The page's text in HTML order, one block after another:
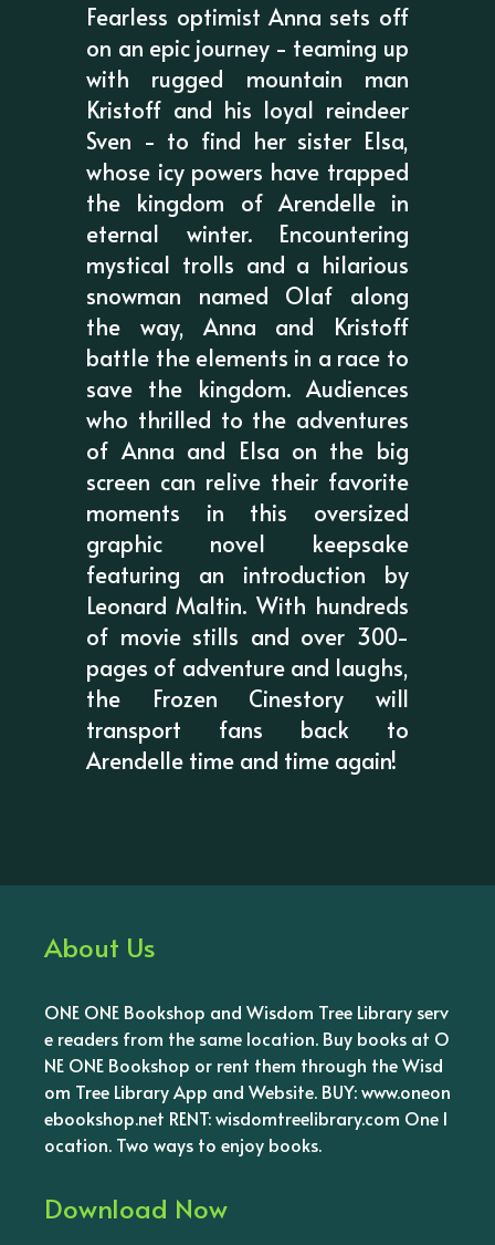
Fearless optimist Anna sets off
on an epic journey - teaming up
with rugged mountain man
Kristoff and his loyal reindeer
Sven - to find her sister Elsa,
whose icy powers have trapped
the kingdom of Arendelle in
eternal winter. Encountering
mystical trolls and a hilarious
snowman named Olaf along
the way, Anna and Kristoff
battle the elements in a race to
save the kingdom. Audiences
who thrilled to the adventures
of Anna and Elsa on the big
screen can relive their favorite
moments in this oversized
graphic novel keepsake
featuring an introduction by
Leonard Maltin. With hundreds
of movie stills and over 300-
pages of adventure and laughs,
the Frozen Cinestory will
transport fans back to
Arendelle time and time again!
About Us
ONE ONE Bookshop and Wisdom Tree Library serv
e readers from the same location. Buy books at O
NE ONE Bookshop or rent them through the Wisd
om Tree Library App and Website. BUY: www.oneon
ebookshop.net RENT: wisdomtreelibrary.com One l
ocation. Two ways to enjoy books.
Download Now